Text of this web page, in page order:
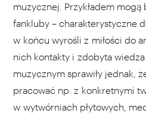
muzycznej. Przykładem
fankluby – charakterystyczne
w końcu wyrośli z miłości do
nich kontakty i zdobyta
muzycznym sprawiły jednak,
pracować np. z konkretnymi
w wytwórniach płytowych,